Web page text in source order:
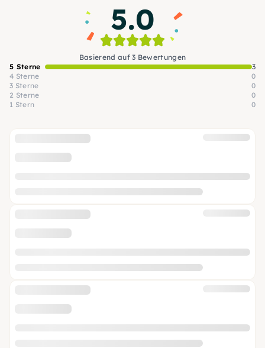
5.0
Basierend auf 3 Bewertungen
5 Sterne
3
4 Sterne
0
3 Sterne
0
2 Sterne
0
1 Stern
0